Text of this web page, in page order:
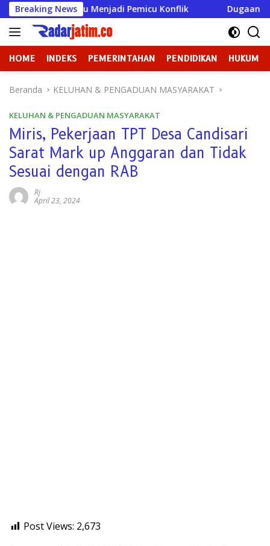
Langsung
ke
konten
Breaking News
Justru Menjadi Pemicu Konflik Dugaan Perundungan
HOME INDEKS PEMERINTAHAN PENDIDIKAN HUKUM
Beranda KELUHAN & PENGADUAN MASYARAKAT
KELUHAN & PENGADUAN MASYARAKAT
Miris, Pekerjaan TPT Desa Candisari
Sarat Mark up Anggaran dan Tidak
Sesuai dengan RAB
Rj
April 23, 2024
Post Views: 2,673